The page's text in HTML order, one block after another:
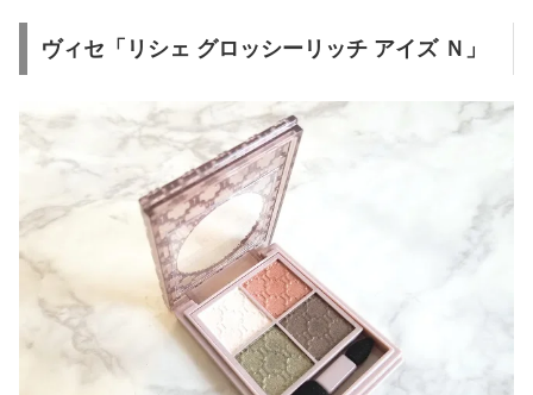
ヴィセ「リシェ グロッシーリッチ アイズ Ｎ」